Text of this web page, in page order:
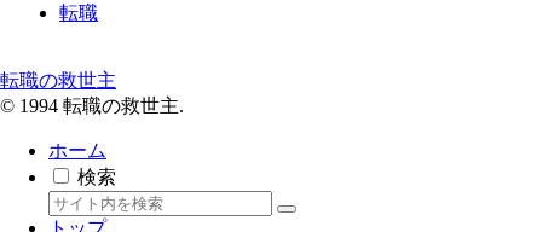
転職
転職の救世主
© 1994 転職の救世主.
ホーム
検索